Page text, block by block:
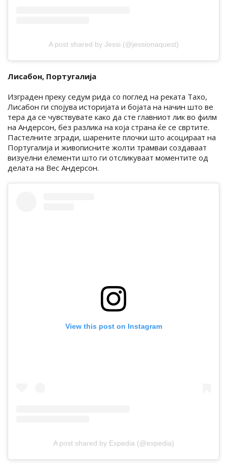
A post shared by Jessi (@jessionaquest)
Лисабон, Португалија
Изграден преку седум рида со поглед на реката Тахо,
Лисабон ги спојува историјата и бојата на начин што ве
тера да се чувствувате како да сте главниот лик во филм
на Андерсон, без разлика на која страна ќе се свртите.
Пастелните згради, шарените плочки што асоцираат на
Португалија и живописните жолти трамваи создаваат
визуелни елементи што ги отсликуваат моментите од
делата на Вес Андерсон.
View this post on Instagram
A post shared by Expedia (@expedia)